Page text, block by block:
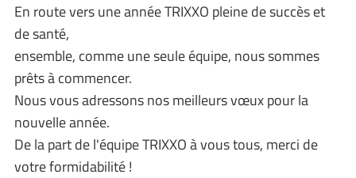
En route vers une année TRIXXO pleine de succès et
de santé,
ensemble, comme une seule équipe, nous sommes
prêts à commencer.
Nous vous adressons nos meilleurs vœux pour la
nouvelle année.
De la part de l'équipe TRIXXO à vous tous, merci de
votre formidabilité !